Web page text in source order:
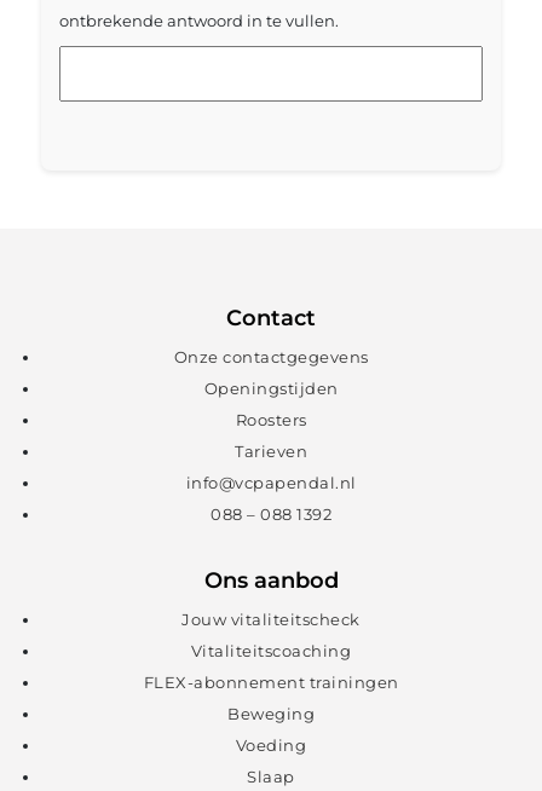
ontbrekende antwoord in te vullen.
Contact
Onze contactgegevens
Openingstijden
Roosters
Tarieven
info@vcpapendal.nl
088 – 088 1392
Ons aanbod
Jouw vitaliteitscheck
Vitaliteitscoaching
FLEX-abonnement trainingen
Beweging
Voeding
Slaap